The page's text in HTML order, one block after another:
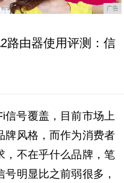
广告
路由器使用评测：信
信号覆盖，目前市场上
牌风格，而作为消费者
，不在乎什么品牌，笔
明显比之前弱很多，